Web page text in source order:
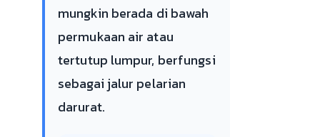
mungkin berada di bawah
permukaan air atau
tertutup lumpur, berfungsi
sebagai jalur pelarian
darurat.